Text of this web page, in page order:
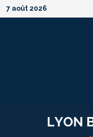
Passer
au
7 août 2026